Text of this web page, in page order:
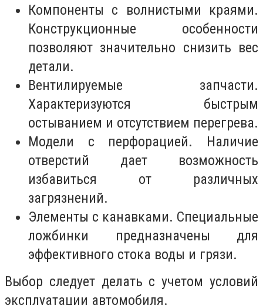
Компоненты с волнистыми краями.
Конструкционные особенности
позволяют значительно снизить вес
детали.
Вентилируемые запчасти.
Характеризуются быстрым
остыванием и отсутствием перегрева.
Модели с перфорацией. Наличие
отверстий дает возможность
избавиться от различных
загрязнений.
Элементы с канавками. Специальные
ложбинки предназначены для
эффективного стока воды и грязи.
Выбор следует делать с учетом условий
эксплуатации автомобиля.